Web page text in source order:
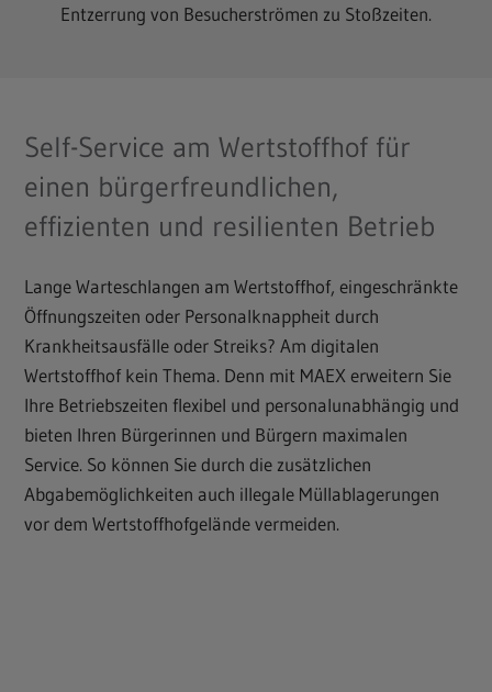
Entzerrung von Besucherströmen zu Stoßzeiten.
Self-Service am Wertstoffhof für
einen bürgerfreundlichen,
effizienten und resilienten Betrieb
Lange Warteschlangen am Wertstoffhof, eingeschränkte
Öffnungszeiten oder Personalknappheit durch
Krankheitsausfälle oder Streiks? Am digitalen
Wertstoffhof kein Thema. Denn mit MAEX erweitern Sie
Ihre Betriebszeiten flexibel und personalunabhängig und
bieten Ihren Bürgerinnen und Bürgern maximalen
Service. So können Sie durch die zusätzlichen
Abgabemöglichkeiten auch illegale Müllablagerungen
vor dem Wertstoffhofgelände vermeiden.